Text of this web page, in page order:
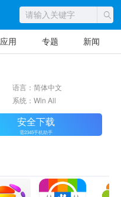
应用 专题 新闻
语言：简体中文
系统：Win All
安全下载
需2345手机助手